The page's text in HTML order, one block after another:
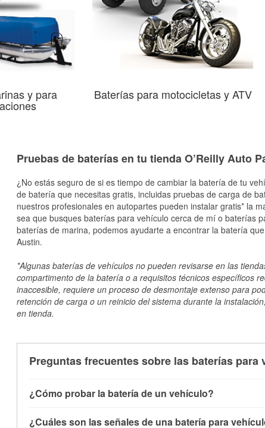
y para Baterías para motocicletas y ATV
Pruebas de baterías en tu tienda O’Reilly Auto
¿No estás seguro de si es tiempo de cambiar la batería de tu
de batería que necesitas gratis, incluidas pruebas de carga de
nuestros profesionales en autopartes pueden instalar gratis* la
sea que busques baterías para vehículo cerca de mí o baterías
baterías de marina, podemos ayudarte a encontrar la batería
Austin.
*Algunas baterías de vehículos no pueden revisarse en las
compartimento de la batería o a requisitos técnicos específicos
inaccesible, requiere un proceso de desmontaje extenso para
retención de carga o un reinicio del sistema durante la
en tienda.
Preguntas frecuentes sobre las baterías para
¿Cómo probar la batería de un vehículo?
¿Cuáles son las señales de una batería para